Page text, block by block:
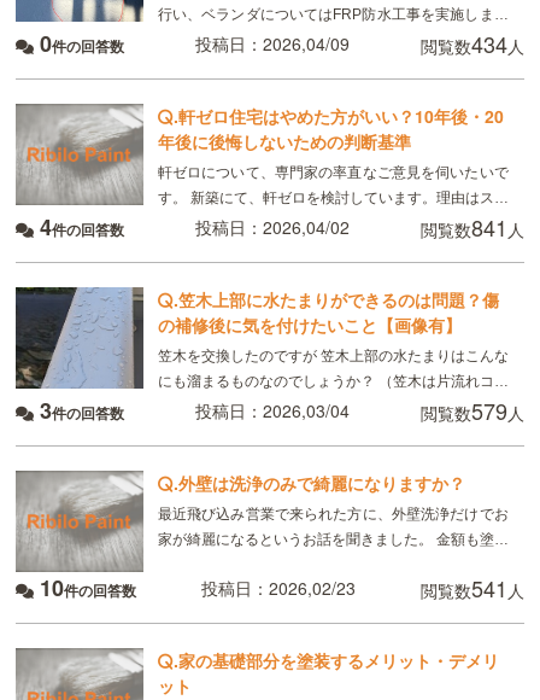
行い、ベランダについてはFRP防水工事を実施しまし
0件の回答数 投稿日：2026,04/09 閲覧数434人
.軒ゼロ住宅はやめた方がいい？10年後・20
年後に後悔しないための判断基準
軒ゼロについて、専門家の率直なご意見を伺いたいで
す。 新築にて、軒ゼロを検討しています。理由はスタ
イリッシュだからです。 しかし、デメリットが多いと
4件の回答数 投稿日：2026,04/02 閲覧数841 人
.笠木上部に水たまりができるのは問題？傷
の補修後に気を付けたいこと【画像有】
笠木を交換したのですが 笠木上部の水たまりはこんな
にも溜まるものなのでしょうか？ （笠木は片流れコー
ピングではなく、平型コーピングです。） 水たまりが
3件の回答数 投稿日：2026,03/04 閲覧数579人
.外壁は洗浄のみで綺麗になりますか？
最近飛び込み営業で来られた方に、外壁洗浄だけでお
家が綺麗になるというお話を聞きました。 金額も塗装
が、到底洗浄だけで色褪せている部分が綺麗になると
10件の回答数 投稿日：2026,02/23 閲覧数541 人
.家の基礎部分を塗装するメリット・デメリ
ット